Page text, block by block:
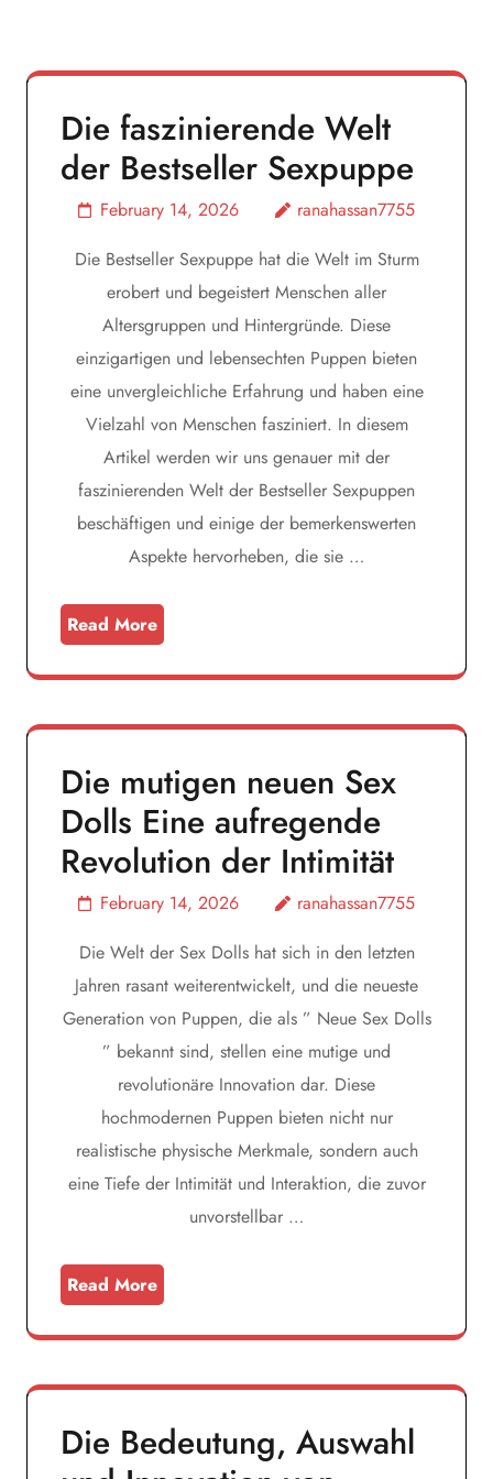
Die faszinierende Welt
der Bestseller Sexpuppe
February 14, 2026
ranahassan7755
Die Bestseller Sexpuppe hat die Welt im Sturm
erobert und begeistert Menschen aller
Altersgruppen und Hintergründe. Diese
einzigartigen und lebensechten Puppen bieten
eine unvergleichliche Erfahrung und haben eine
Vielzahl von Menschen fasziniert. In diesem
Artikel werden wir uns genauer mit der
faszinierenden Welt der Bestseller Sexpuppen
beschäftigen und einige der bemerkenswerten
Aspekte hervorheben, die sie …
Read More
Die mutigen neuen Sex
Dolls Eine aufregende
Revolution der Intimität
February 14, 2026
ranahassan7755
Die Welt der Sex Dolls hat sich in den letzten
Jahren rasant weiterentwickelt, und die neueste
Generation von Puppen, die als ” Neue Sex Dolls
” bekannt sind, stellen eine mutige und
revolutionäre Innovation dar. Diese
hochmodernen Puppen bieten nicht nur
realistische physische Merkmale, sondern auch
eine Tiefe der Intimität und Interaktion, die zuvor
unvorstellbar …
Read More
Die Bedeutung, Auswahl